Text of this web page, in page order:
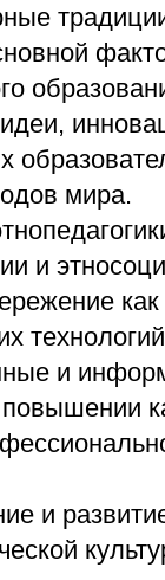
мира.
и
и
и